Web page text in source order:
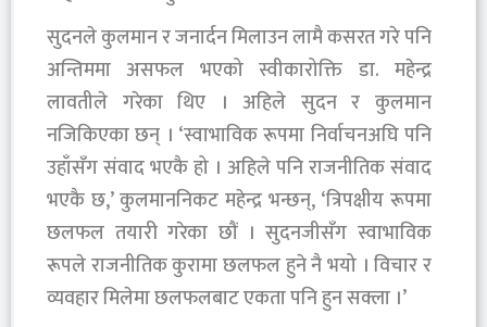
सुदनले कुलमान र जनार्दन मिलाउन लामै कसरत गरे पनि
अन्तिममा असफल भएको स्वीकारोक्ति डा. महेन्द्र
लावतीले गरेका थिए । अहिले सुदन र कुलमान
नजिकिएका छन् । ‘स्वाभाविक रूपमा निर्वाचनअघि पनि
उहाँसँग संवाद भएकै हो । अहिले पनि राजनीतिक संवाद
भएकै छ,’ कुलमाननिकट महेन्द्र भन्छन्, ‘त्रिपक्षीय रूपमा
छलफल तयारी गरेका छौं । सुदनजीसँग स्वाभाविक
रूपले राजनीतिक कुरामा छलफल हुने नै भयो । विचार र
व्यवहार मिलेमा छलफलबाट एकता पनि हुन सक्ला ।’